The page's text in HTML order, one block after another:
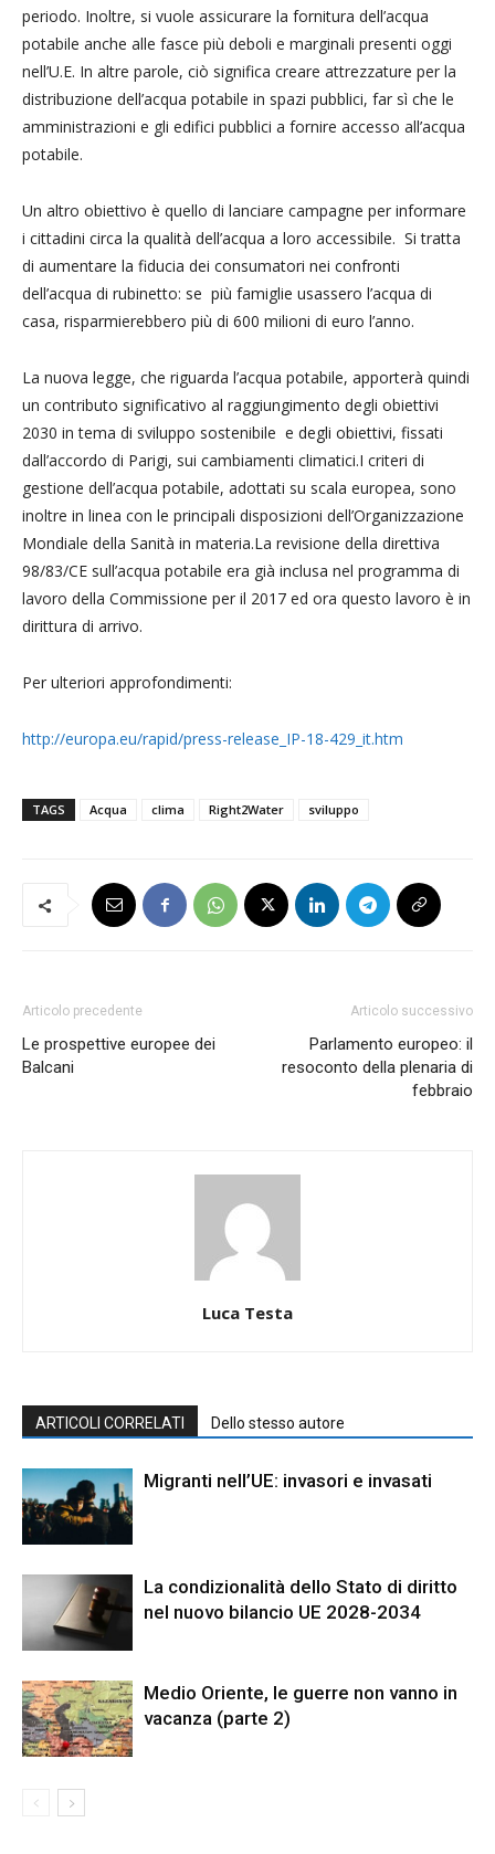
periodo. Inoltre, si vuole assicurare la fornitura dell’acqua
potabile anche alle fasce più deboli e marginali presenti oggi
nell’U.E. In altre parole, ciò significa creare attrezzature per la
distribuzione dell’acqua potabile in spazi pubblici, far sì che le
amministrazioni e gli edifici pubblici a fornire accesso all’acqua
potabile.
Un altro obiettivo è quello di lanciare campagne per informare
i cittadini circa la qualità dell’acqua a loro accessibile. Si tratta
di aumentare la fiducia dei consumatori nei confronti
dell’acqua di rubinetto: se più famiglie usassero l’acqua di
casa, risparmierebbero più di 600 milioni di euro l’anno.
La nuova legge, che riguarda l’acqua potabile, apporterà quindi
un contributo significativo al raggiungimento degli obiettivi
2030 in tema di sviluppo sostenibile e degli obiettivi, fissati
dall’accordo di Parigi, sui cambiamenti climatici.I criteri di
gestione dell’acqua potabile, adottati su scala europea, sono
inoltre in linea con le principali disposizioni dell’Organizzazione
Mondiale della Sanità in materia.La revisione della direttiva
98/83/CE sull’acqua potabile era già inclusa nel programma di
lavoro della Commissione per il 2017 ed ora questo lavoro è in
dirittura di arrivo.
Per ulteriori approfondimenti:
http://europa.eu/rapid/press-release_IP-18-429_it.htm
TAGS Acqua clima Right2Water sviluppo
Articolo precedente
Le prospettive europee dei
Balcani
Articolo successivo
Parlamento europeo: il
resoconto della plenaria di
febbraio
Luca Testa
ARTICOLI CORRELATI Dello stesso autore
Migranti nell’UE: invasori e invasati
La condizionalità dello Stato di diritto
nel nuovo bilancio UE 2028-2034
Medio Oriente, le guerre non vanno in
vacanza (parte 2)